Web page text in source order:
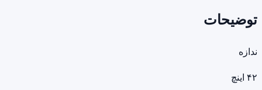
توضیحات
ندازه
۴۲ اینچ